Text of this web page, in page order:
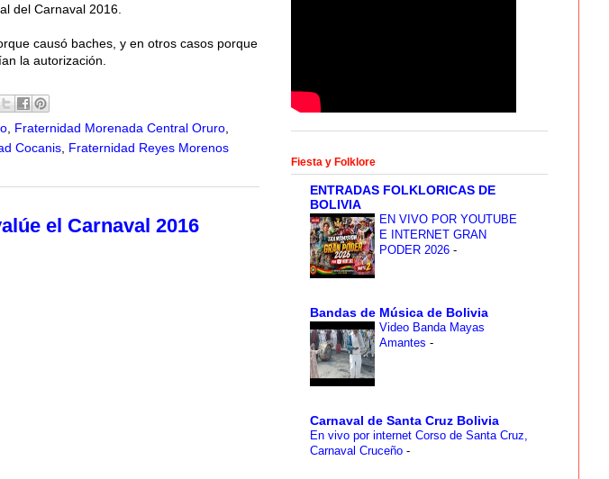
del Carnaval 2016.
causó baches, y en otros casos porque
la autorización.
, Fraternidad Morenada Central Oruro,
Cocanis, Fraternidad Reyes Morenos
el Carnaval 2016
Fiesta y Folklore
ENTRADAS FOLKLORICAS DE
BOLIVIA
EN VIVO POR YOUTUBE
E INTERNET GRAN
PODER 2026 -
Bandas de Música de Bolivia
Video Banda Mayas
Amantes -
Carnaval de Santa Cruz Bolivia
En vivo por internet Corso de Santa Cruz,
Carnaval Cruceño -